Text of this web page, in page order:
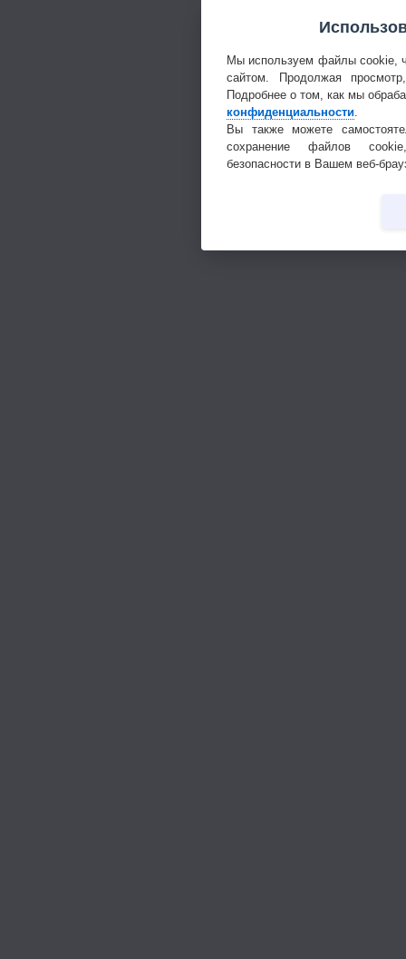
Мы используем файлы cookie,
сайтом. Продолжая
Подробнее о том, как мы
конфиденциальности.
Вы также можете
сохранение файлов
безопасности в Вашем веб-